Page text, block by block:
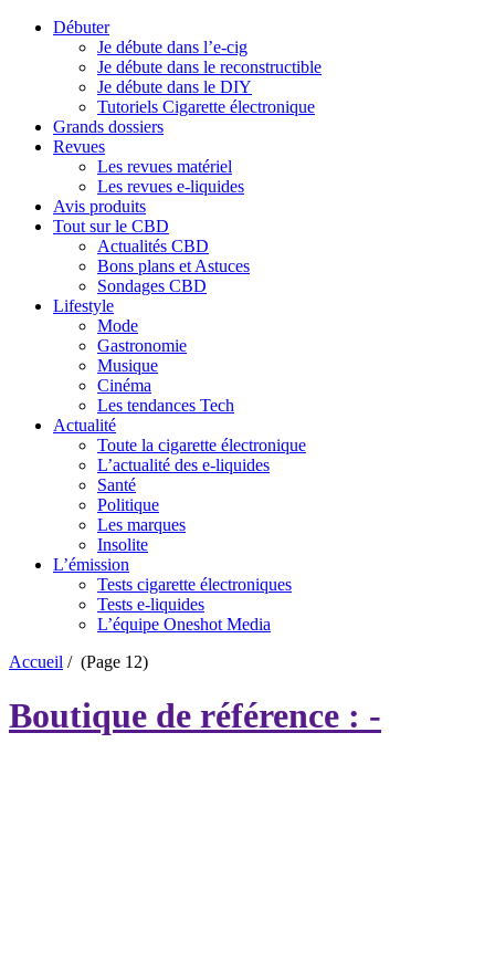
Débuter
Je débute dans l’e-cig
Je débute dans le reconstructible
Je débute dans le DIY
Tutoriels Cigarette électronique
Grands dossiers
Revues
Les revues matériel
Les revues e-liquides
Avis produits
Tout sur le CBD
Actualités CBD
Bons plans et Astuces
Sondages CBD
Lifestyle
Mode
Gastronomie
Musique
Cinéma
Les tendances Tech
Actualité
Toute la cigarette électronique
L’actualité des e-liquides
Santé
Politique
Les marques
Insolite
L’émission
Tests cigarette électroniques
Tests e-liquides
L’équipe Oneshot Media
Accueil / (Page 12)
Boutique de référence : -